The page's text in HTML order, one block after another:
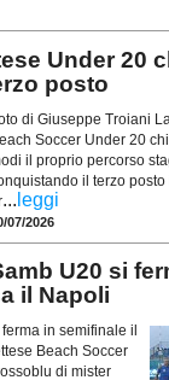
Under 20
posto
di Giuseppe Troiani
Soccer Under 20
il proprio percorso
il terzo
... leggi
07/2026
U20 si
il Napoli
in semifinale il
Beach Soccer
di mister